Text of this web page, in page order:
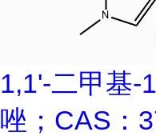
1,1'-二甲基-
唑；CAS：